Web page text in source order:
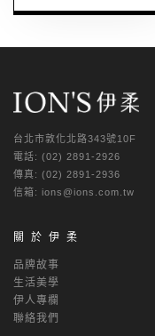
台北市敦化北路343號10F
電話: (02) 2891-2926
傳真: (02) 2891-2936
信箱: ions@ions.com.tw
關於伊柔
品牌故事
生活美學
伊人專欄
聯絡我們